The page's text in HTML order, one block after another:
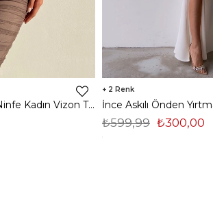
Midi Tek Kol Büzgülü Ninfe Kadın Vizon Tül Elbise 22K000524
2
₺300,00
₺599,99